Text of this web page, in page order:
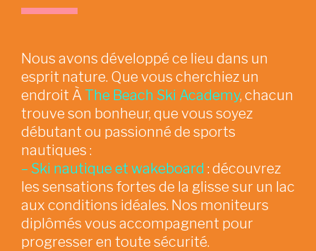
Nous avons développé ce lieu dans un
esprit nature. Que vous cherchiez un
endroit À The Beach Ski Academy, chacun
trouve son bonheur, que vous soyez
débutant ou passionné de sports
nautiques :
– Ski nautique et wakeboard : découvrez
les sensations fortes de la glisse sur un lac
aux conditions idéales. Nos moniteurs
diplômés vous accompagnent pour
progresser en toute sécurité.